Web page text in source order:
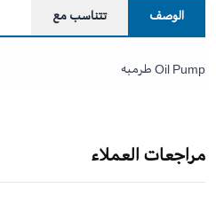
الوصف تتناسب مع
Oil Pump طرمبه
مراجعات العملاء